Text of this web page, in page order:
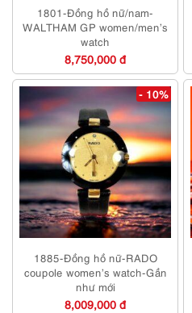
1801-Đồng hồ nữ/nam-
WALTHAM GP women/men’s
watch
8,750,000 đ
- 10%
1885-Đồng hồ nữ-RADO
coupole women’s watch-Gần
như mới
8,009,000 đ